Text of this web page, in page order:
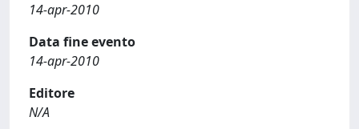
14-apr-2010
Data fine evento
14-apr-2010
Editore
N/A